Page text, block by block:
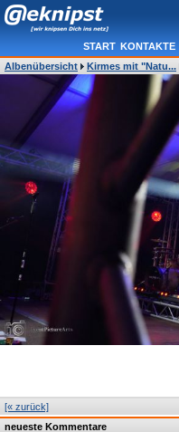
START KONTAKTE
Albenübersicht
Kirmes mit "Natu...
[« zurück]
neueste Kommentare